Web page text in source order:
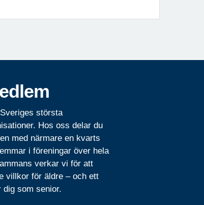
största
Hos oss delar du
med närmare en kvarts
i föreningar över hela
verkar vi för att
villkor för äldre – och ett
som senior.